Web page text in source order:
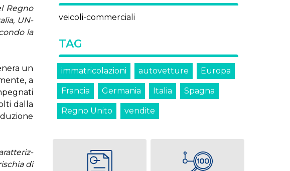
Re­gno
UN­
la
un
a
dal­la
di
veicoli-commerciali
TAG
immatricolazioni autovetture Europa
Francia Germania Italia Spagna
Regno Unito vendite